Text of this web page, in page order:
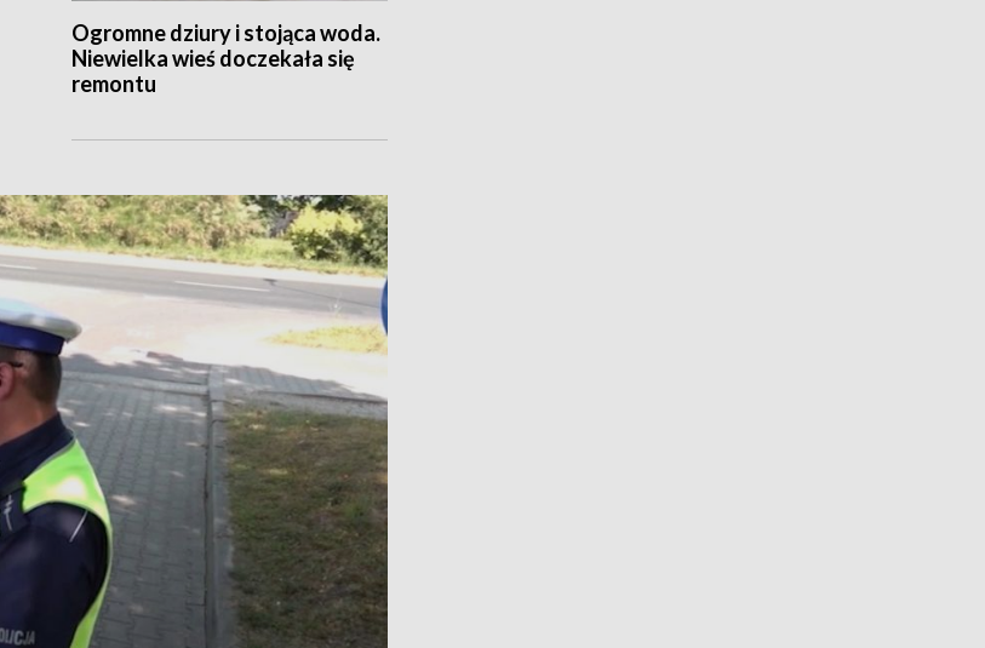
Ogromne dziury i stojąca woda.
Niewielka wieś doczekała się
remontu